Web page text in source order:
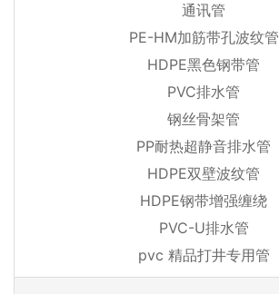
通讯管
PE-HM加筋带孔波纹管
HDPE黑色钢带管
PVC排水管
钢丝骨架管
PP耐热超静音排水管
HDPE双壁波纹管
HDPE钢带增强缠绕
PVC-U排水管
pvc 精品打井专用管